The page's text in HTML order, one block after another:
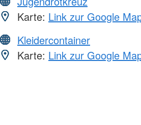
Karte: Link zur Google
Kleidercontainer
Karte: Link zur Google